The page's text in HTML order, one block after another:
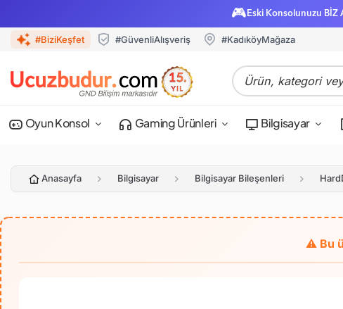
🎮 Eski Konsolunuzu BİZ
#BiziKeşfet #GüvenliAlışveriş #KadıköyMağaza
Oyun Konsol Gaming Ürünleri Bilgisayar
Anasayfa Bilgisayar Bilgisayar Bileşenleri